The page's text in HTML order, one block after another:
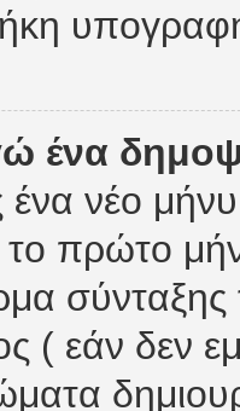
ένα
νέο
το πρώτο
σύνταξης
( εάν δεν